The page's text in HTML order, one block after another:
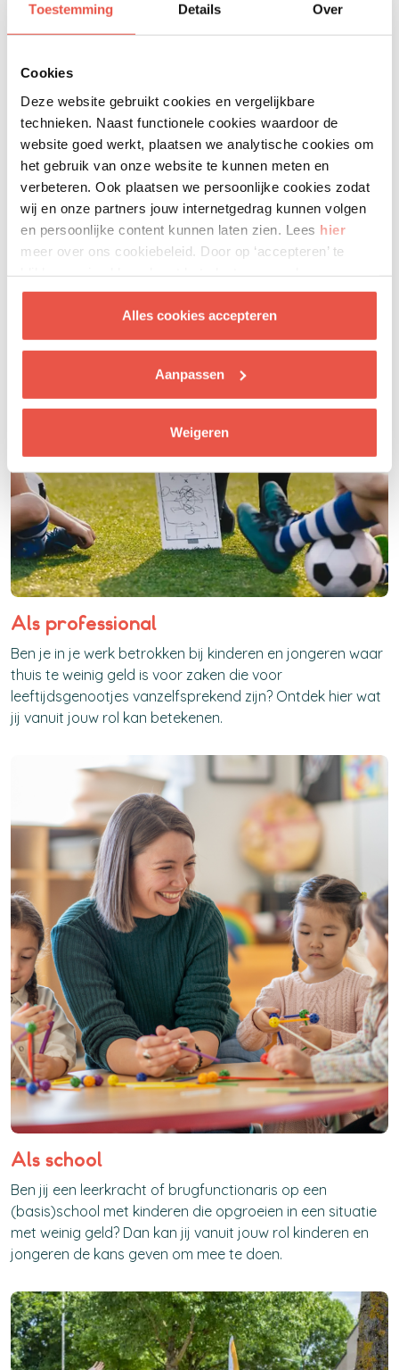
Toestemming Details Over
Cookies
Deze website gebruikt cookies en vergelijkbare
technieken. Naast functionele cookies waardoor de
website goed werkt, plaatsen we analytische cookies om
het gebruik van onze website te kunnen meten en
verbeteren. Ook plaatsen we persoonlijke cookies zodat
wij en onze partners jouw internetgedrag kunnen volgen
en persoonlijke content kunnen laten zien. Lees hier
meer over ons cookiebeleid. Door op ‘accepteren’ te
cookies.
Alles cookies accepteren
Aanpassen
Weigeren
Hoe je mee kunt helpen
Laat je inspireren
Als professional
Ben je in je werk betrokken bij kinderen en jongeren waar
thuis te weinig geld is voor zaken die voor
leeftijdsgenootjes vanzelfsprekend zijn? Ontdek hier wat
jij vanuit jouw rol kan betekenen.
Als school
Ben jij een leerkracht of brugfunctionaris op een
(basis)school met kinderen die opgroeien in een situatie
met weinig geld? Dan kan jij vanuit jouw rol kinderen en
jongeren de kans geven om mee te doen.